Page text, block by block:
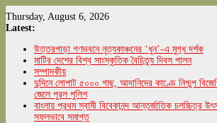
Skip
to
Thursday, August 6, 2026
Latest:
উত্তরপাড়া গণভবনে নৃত্যকাঞ্চনের ‘ধুন’-এ মুগ্ধ দর্শক
মাটির দেশের বিশ্ব সাংস্কৃতিক বৈচিত্র্য দিবস পালন
সম্পাদকীয়
দুদিনে লোপাট ৫০০০ গাছ, আদানিদের কাণ্ডে নিশ্চুপ
জেলে পুরল পুলিশ
বাংলায় প্রথম স্বামী বিবেকানন্দ আন্তর্জাতিক
সফলভাবে সমাপ্ত